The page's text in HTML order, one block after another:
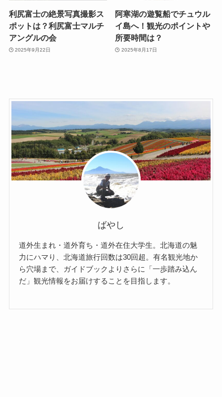
利尻富士の絶景写真撮影ス
ポットは？利尻富士マルチ
アングルの会
2025年9月22日
阿寒湖の遊覧船でチュウル
イ島へ！観光のポイントや
所要時間は？
2025年8月17日
ばやし
道外生まれ・道外育ち・道外在住大学生。北海道の魅
力にハマり、北海道旅行回数は30回超。有名観光地か
ら穴場まで、ガイドブックよりさらに「一歩踏み込ん
だ」観光情報をお届けすることを目指します。